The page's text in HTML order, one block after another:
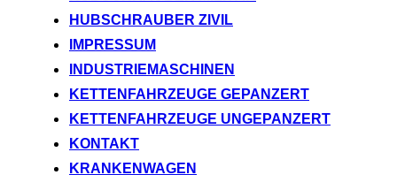
HUBSCHRAUBER ZIVIL
IMPRESSUM
INDUSTRIEMASCHINEN
KETTENFAHRZEUGE GEPANZERT
KETTENFAHRZEUGE UNGEPANZERT
KONTAKT
KRANKENWAGEN